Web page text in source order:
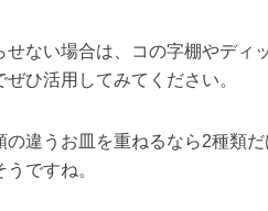
せない場合は、コの字棚やディ
ぜひ活用してみてください。
の違うお皿を重ねるなら2種類
うですね。